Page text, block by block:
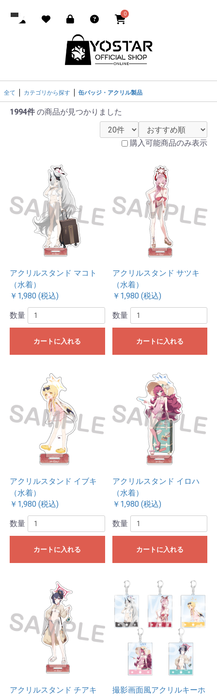
0
全て カテゴリから探す 缶バッジ・アクリル製品
1994件 の商品が見つかりました
購入可能商品のみ表示
アクリルスタンド マコト
（水着）
￥1,980 (税込)
数量
カートに入れる
アクリルスタンド サツキ
（水着）
￥1,980 (税込)
数量
カートに入れる
アクリルスタンド イブキ
（水着）
￥1,980 (税込)
数量
カートに入れる
アクリルスタンド イロハ
（水着）
￥1,980 (税込)
数量
カートに入れる
アクリルスタンド チアキ
撮影画面風アクリルキーホ